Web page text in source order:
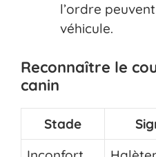
l’ordre
véhicule.
Reconnaître le
canin
Stade